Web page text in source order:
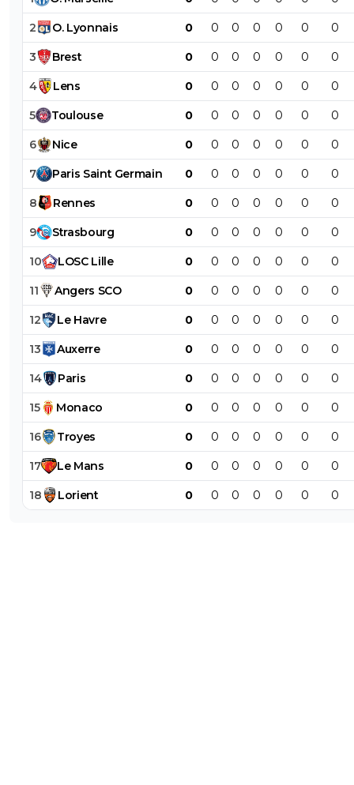
2 O. Lyonnais 0 0 0 0 0 0 0
3 Brest 0 0 0 0 0 0 0
4 Lens 0 0 0 0 0 0 0
5 Toulouse 0 0 0 0 0 0 0
6 Nice 0 0 0 0 0 0 0
7 Paris Saint Germain 0 0 0 0 0 0 0
8 Rennes 0 0 0 0 0 0 0
9 Strasbourg 0 0 0 0 0 0 0
10 LOSC Lille 0 0 0 0 0 0 0
11 Angers SCO 0 0 0 0 0 0 0
12 Le Havre 0 0 0 0 0 0 0
13 Auxerre 0 0 0 0 0 0 0
14 Paris 0 0 0 0 0 0 0
15 Monaco 0 0 0 0 0 0 0
16 Troyes 0 0 0 0 0 0 0
17 Le Mans 0 0 0 0 0 0 0
18 Lorient 0 0 0 0 0 0 0